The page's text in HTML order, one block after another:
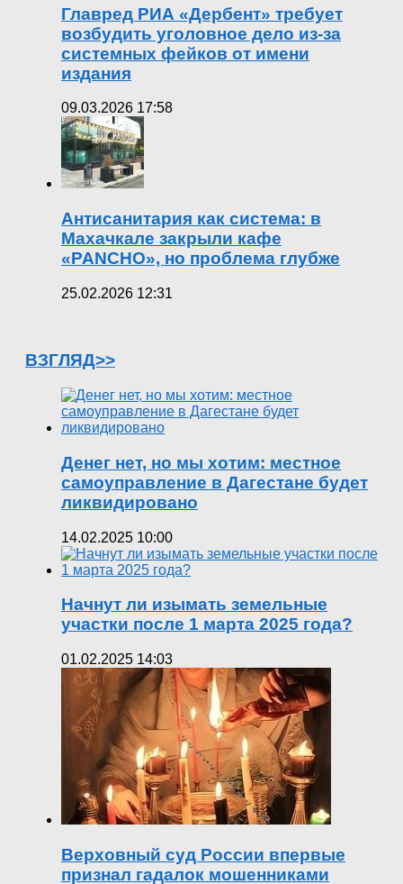
Главред РИА «Дербент» требует
возбудить уголовное дело из-за
системных фейков от имени
издания
09.03.2026 17:58
Антисанитария как система: в
Махачкале закрыли кафе
«PANCHO», но проблема глубже
25.02.2026 12:31
ВЗГЛЯД>>
Денег нет, но мы хотим: местное
самоуправление в Дагестане будет
ликвидировано
14.02.2025 10:00
Начнут ли изымать земельные
участки после 1 марта 2025 года?
01.02.2025 14:03
Верховный суд России впервые
признал гадалок мошенниками